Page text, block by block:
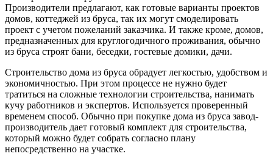
Производители предлагают, как готовые варианты проектов
домов, коттеджей из бруса, так их могут смоделировать
проект с учетом пожеланий заказчика. И также кроме, домов,
предназначенных для круглогодичного проживания, обычно
из бруса строят бани, беседки, гостевые домики, дачи.
Строительство дома из бруса обрадует легкостью, удобством и
экономичностью. При этом процессе не нужно будет
тратиться на сложные технологии строительства, нанимать
кучу работников и экспертов. Используется проверенный
временем способ. Обычно при покупке дома из бруса завод-
производитель дает готовый комплект для строительства,
который можно будет собрать согласно плану
непосредственно на участке.